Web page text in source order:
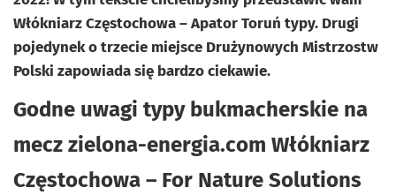
Włókniarz Częstochowa – Apator Toruń typy. Drugi
pojedynek o trzecie miejsce Drużynowych Mistrzostw
Polski zapowiada się bardzo ciekawie.
Godne uwagi typy bukmacherskie na
mecz zielona-energia.com Włókniarz
Częstochowa – For Nature Solutions